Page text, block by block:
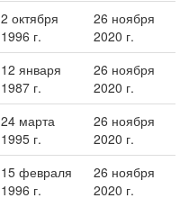
2 октября
1996 г.
26 ноября
2020 г.
12 января
1987 г.
26 ноября
2020 г.
24 марта
1995 г.
26 ноября
2020 г.
15 февраля
1996 г.
26 ноября
2020 г.